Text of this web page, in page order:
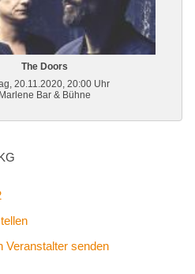
The Doors
20.11.2020, 20:00 Uhr
Marlene Bar & Bühne
Veranstalter senden